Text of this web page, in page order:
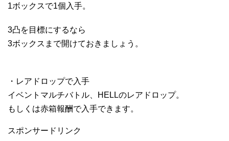
1ボックスで1個入手。
3凸を目標にするなら
3ボックスまで開けておきましょう。
・レアドロップで入手
イベントマルチバトル、HELLのレアドロップ。
もしくは赤箱報酬で入手できます。
スポンサードリンク